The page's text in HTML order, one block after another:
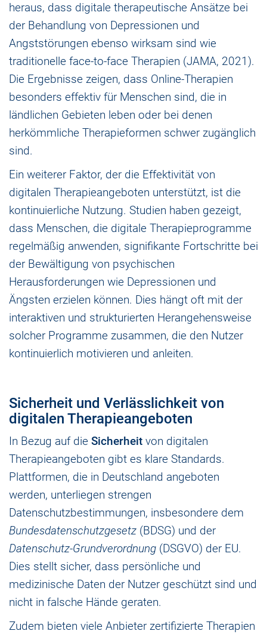
heraus, dass digitale therapeutische Ansätze bei
der Behandlung von Depressionen und
Angststörungen ebenso wirksam sind wie
traditionelle face-to-face Therapien (JAMA, 2021).
Die Ergebnisse zeigen, dass Online-Therapien
besonders effektiv für Menschen sind, die in
ländlichen Gebieten leben oder bei denen
herkömmliche Therapieformen schwer zugänglich
sind.
Ein weiterer Faktor, der die Effektivität von
digitalen Therapieangeboten unterstützt, ist die
kontinuierliche Nutzung. Studien haben gezeigt,
dass Menschen, die digitale Therapieprogramme
regelmäßig anwenden, signifikante Fortschritte bei
der Bewältigung von psychischen
Herausforderungen wie Depressionen und
Ängsten erzielen können. Dies hängt oft mit der
interaktiven und strukturierten Herangehensweise
solcher Programme zusammen, die den Nutzer
kontinuierlich motivieren und anleiten.
Sicherheit und Verlässlichkeit von
digitalen Therapieangeboten
In Bezug auf die Sicherheit von digitalen
Therapieangeboten gibt es klare Standards.
Plattformen, die in Deutschland angeboten
werden, unterliegen strengen
Datenschutzbestimmungen, insbesondere dem
Bundesdatenschutzgesetz (BDSG) und der
Datenschutz-Grundverordnung (DSGVO) der EU.
Dies stellt sicher, dass persönliche und
medizinische Daten der Nutzer geschützt sind und
nicht in falsche Hände geraten.
Zudem bieten viele Anbieter zertifizierte Therapien